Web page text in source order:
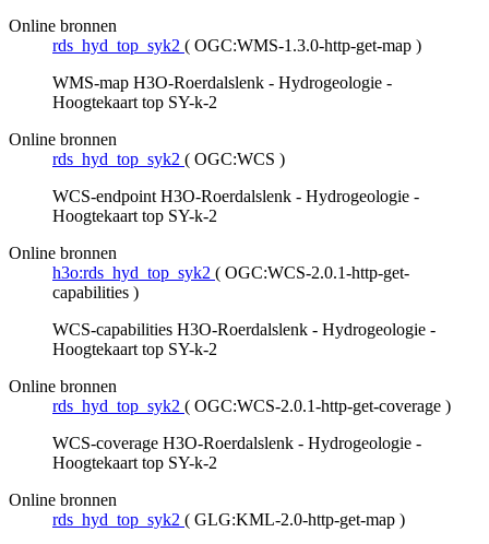
Online bronnen
rds_hyd_top_syk2 ( OGC:WMS-1.3.0-http-get-map )
WMS-map H3O-Roerdalslenk - Hydrogeologie -
Hoogtekaart top SY-k-2
Online bronnen
rds_hyd_top_syk2 ( OGC:WCS )
WCS-endpoint H3O-Roerdalslenk - Hydrogeologie -
Hoogtekaart top SY-k-2
Online bronnen
h3o:rds_hyd_top_syk2 ( OGC:WCS-2.0.1-http-get-
capabilities )
WCS-capabilities H3O-Roerdalslenk - Hydrogeologie -
Hoogtekaart top SY-k-2
Online bronnen
rds_hyd_top_syk2 ( OGC:WCS-2.0.1-http-get-coverage )
WCS-coverage H3O-Roerdalslenk - Hydrogeologie -
Hoogtekaart top SY-k-2
Online bronnen
rds_hyd_top_syk2 ( GLG:KML-2.0-http-get-map )